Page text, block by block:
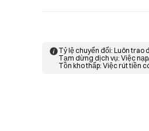
Tỷ lệ chuyển đổi: Luôn trao
Tạm dừng dịch vụ: Việc
Tồn kho thấp: Việc rút tiền